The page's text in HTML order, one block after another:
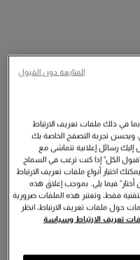
في ذلك ملفات تعريف الارتباط
ويحسن تجربة التصفح الخاصة بك
رسائل إعلانية تتماشى مع
"قبول الكل" إذا كنت ترغب في السماح
اختيار أنواع ملفات تعريف الارتباط
أختار" فيما يلي. بموجب إغلاق هذه
فقط، وتعتبر هذه الملفات ضرورية
حول ملفات تعريف الارتباط، انظر
تعريف الارتباط وسياسة
المتابعة دون القبول